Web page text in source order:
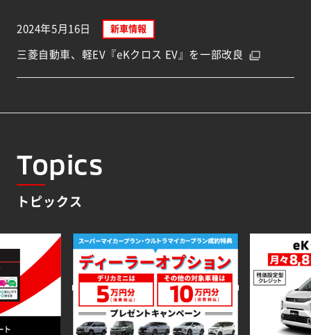
2024年5月16日 新車情報
三菱自動車、軽EV『eKクロス EV』を一部改良
Topics
トピックス